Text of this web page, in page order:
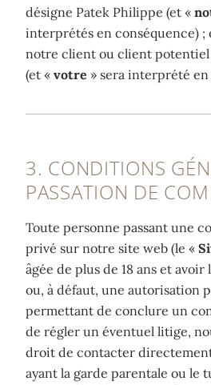
désigne Patek Philippe (et «
interprétés en conséquence) ;
notre client ou client
(et « votre » sera interprété
3. CONDITIONS
PASSATION DE
Toute personne passant une
privé sur notre site web (le «
âgée de plus de 18 ans et
ou, à défaut, une autorisation
permettant de conclure un
de régler un éventuel litige,
droit de contacter
ayant la garde parentale ou le